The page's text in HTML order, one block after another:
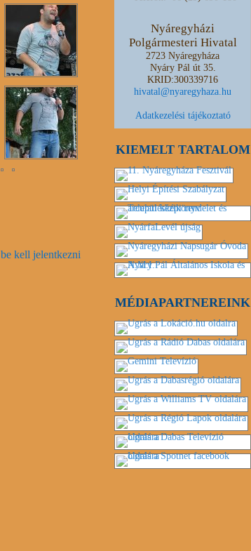
be kell jelentkezni
Nyáregyházi
Polgármesteri Hivatal
2723 Nyáregyháza
Nyáry Pál út 35.
KRID:300339716
hivatal@nyaregyhaza.hu
Adatkezelési tájékoztató
KIEMELT TARTALOM
MÉDIAPARTNEREINK